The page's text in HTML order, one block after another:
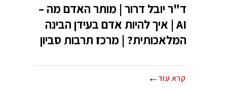
ד"ר יובל דרור | מותר האדם מה –
AI | איך להיות אדם בעידן הבינה
המלאכותית? | מרכז תרבות סביון
קרא עוד